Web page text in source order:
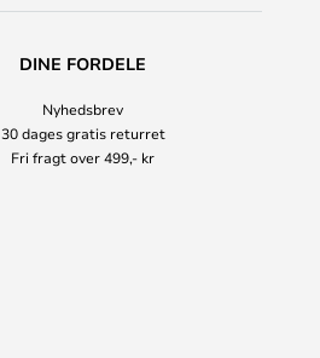
DINE FORDELE
Nyhedsbrev
30 dages gratis returret
Fri fragt over 499,- kr